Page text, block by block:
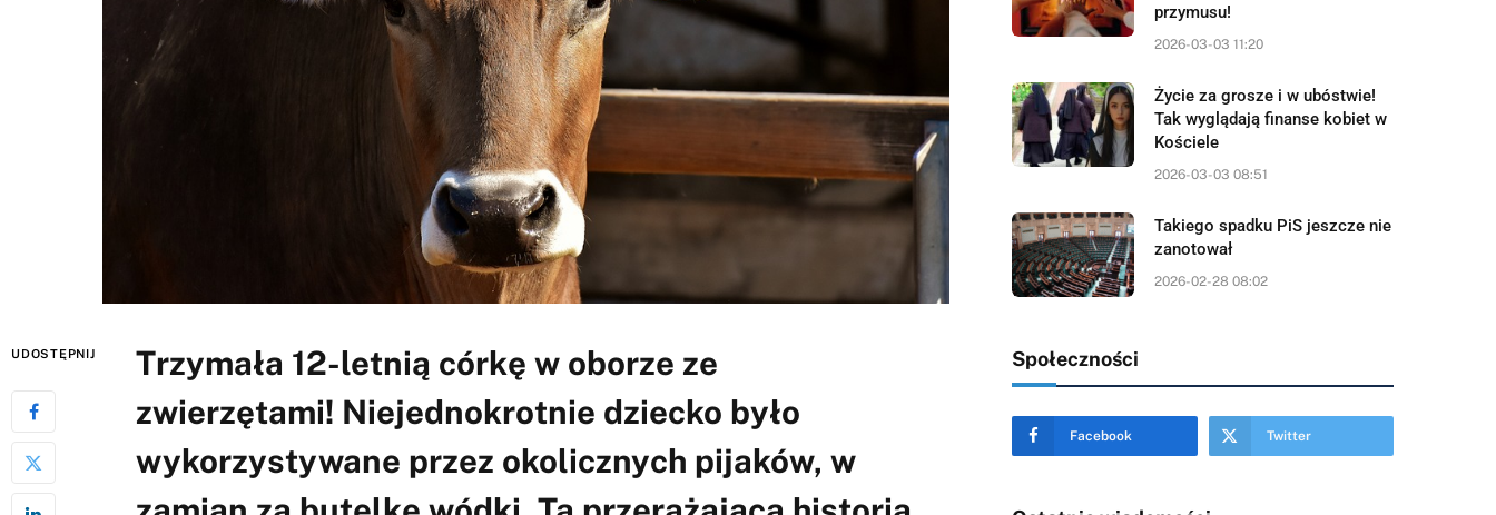
UDOSTĘPNIJ
Trzymała 12-letnią córkę w oborze ze
zwierzętami! Niejednokrotnie dziecko było
wykorzystywane przez okolicznych pijaków, w
przymusu!
2026-03-03 11:20
Życie za grosze i w ubóstwie!
Tak wyglądają finanse kobiet w
Kościele
2026-03-03 08:51
Takiego spadku PiS jeszcze nie
zanotował
2026-02-28 08:02
Społeczności
Facebook Twitter